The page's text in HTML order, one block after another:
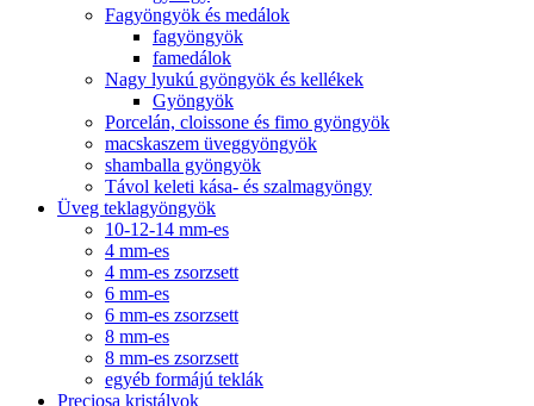
Fagyöngyök és medálok
fagyöngyök
famedálok
Nagy lyukú gyöngyök és kellékek
Gyöngyök
Porcelán, cloissone és fimo gyöngyök
macskaszem üveggyöngyök
shamballa gyöngyök
Távol keleti kása- és szalmagyöngy
Üveg teklagyöngyök
10-12-14 mm-es
4 mm-es
4 mm-es zsorzsett
6 mm-es
6 mm-es zsorzsett
8 mm-es
8 mm-es zsorzsett
egyéb formájú teklák
Preciosa kristályok